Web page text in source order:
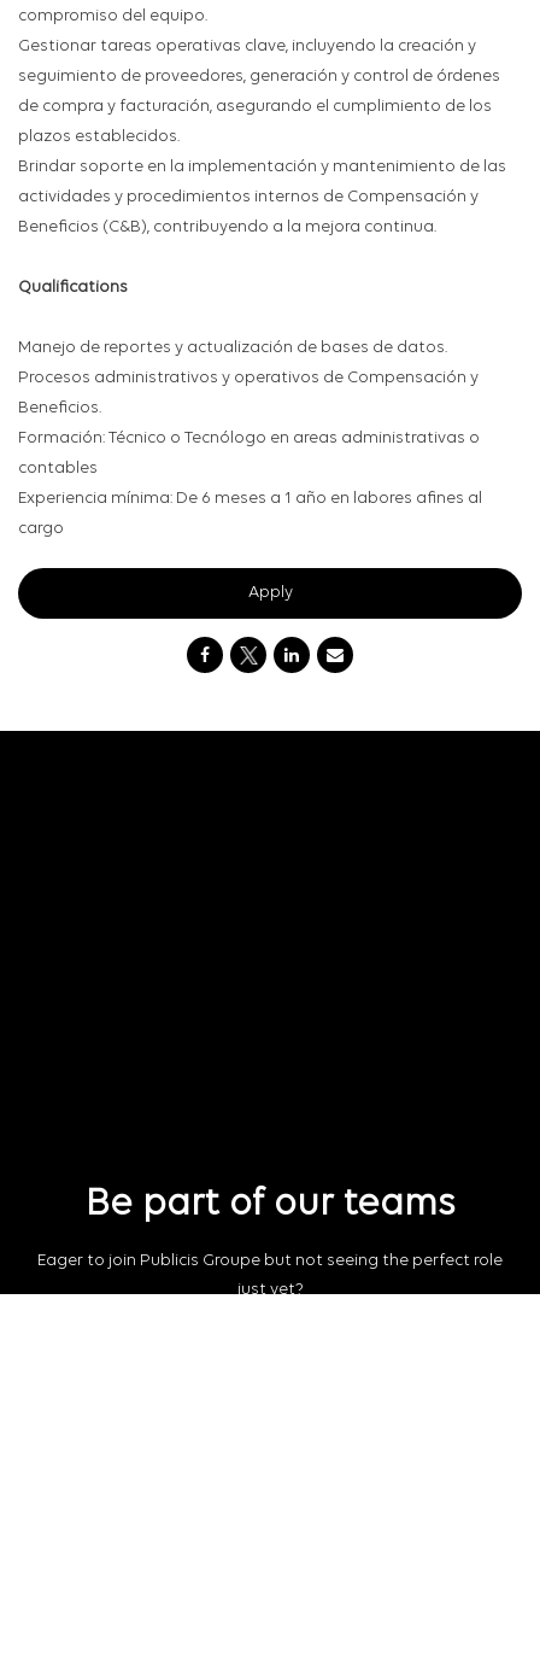
compromiso del equipo.
Gestionar tareas operativas clave, incluyendo la creación y
seguimiento de proveedores, generación y control de órdenes
de compra y facturación, asegurando el cumplimiento de los
plazos establecidos.
Brindar soporte en la implementación y mantenimiento de las
actividades y procedimientos internos de Compensación y
Beneficios (C&B), contribuyendo a la mejora continua.
Qualifications
Manejo de reportes y actualización de bases de datos.
Procesos administrativos y operativos de Compensación y
Beneficios.
Formación: Técnico o Tecnólogo en areas administrativas o
contables
Experiencia mínima: De 6 meses a 1 año en labores afines al
cargo
Apply
Be part of our teams
Eager to join Publicis Groupe but not seeing the perfect role
just yet?